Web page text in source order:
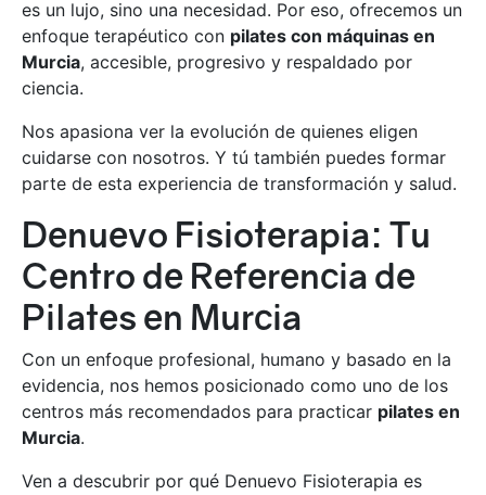
es un lujo, sino una necesidad. Por eso, ofrecemos un
enfoque terapéutico con pilates con máquinas en
Murcia, accesible, progresivo y respaldado por
ciencia.
Nos apasiona ver la evolución de quienes eligen
cuidarse con nosotros. Y tú también puedes formar
parte de esta experiencia de transformación y salud.
Denuevo Fisioterapia: Tu
Centro de Referencia de
Pilates en Murcia
Con un enfoque profesional, humano y basado en la
evidencia, nos hemos posicionado como uno de los
centros más recomendados para practicar pilates en
Murcia.
Ven a descubrir por qué Denuevo Fisioterapia es